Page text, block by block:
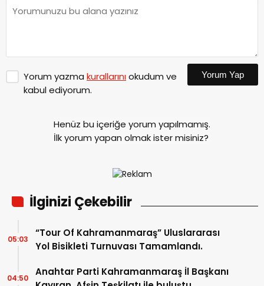
Yorum yazma kurallarınıokudum ve
kabul ediyorum.
Yorum Yap
Henüz bu içeriğe yorum yapılmamış.
İlk yorum yapan olmak ister misiniz?
İlginizi Çekebilir
“Tour Of Kahramanmaraş” Uluslararası
Yol Bisikleti Turnuvası Tamamlandı.
05:03
Anahtar Parti Kahramanmaraş İl Başkanı
04:50